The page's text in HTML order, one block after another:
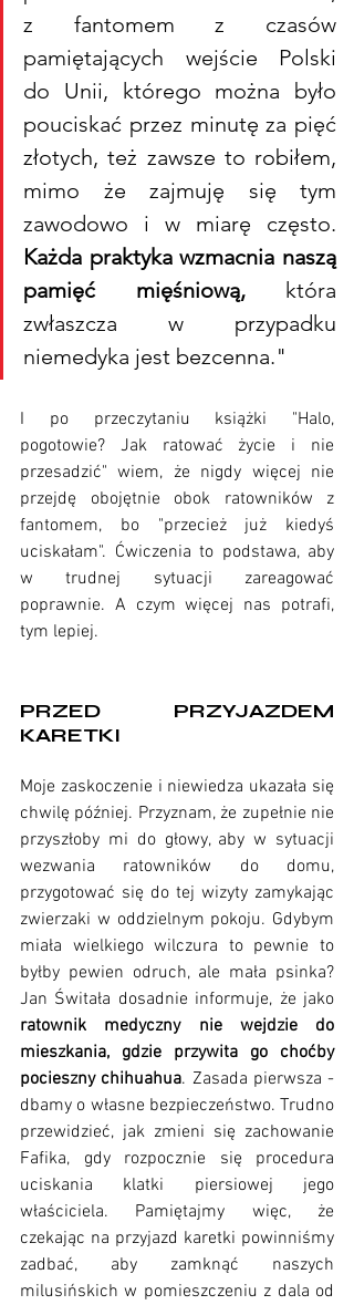
z fantomem z czasów
pamiętających wejście Polski
do Unii, którego można było
pouciskać przez minutę za pięć
złotych, też zawsze to robiłem,
mimo że zajmuję się tym
Każda praktyka wzmacnia naszą
pamięć mięśniową, która
zwłaszcza w przypadku
niemedyka jest bezcenna."
I po przeczytaniu książki "Halo,
pogotowie? Jak ratować życie i nie
przesadzić" wiem, że nigdy więcej nie
przejdę obojętnie obok ratowników z
fantomem, bo "przecież już kiedyś
uciskałam". Ćwiczenia to podstawa, aby
w trudnej sytuacji zareagować
poprawnie. A czym więcej nas potrafi,
tym lepiej.
PRZED PRZYJAZDEM
KARETKI
Moje zaskoczenie i niewiedza ukazała się
chwilę później. Przyznam, że zupełnie nie
przyszłoby mi do głowy, aby w sytuacji
wezwania ratowników do domu,
przygotować się do tej wizyty zamykając
zwierzaki w oddzielnym pokoju. Gdybym
miała wielkiego wilczura to pewnie to
byłby pewien odruch, ale mała psinka?
ratownik medyczny nie wejdzie do
mieszkania, gdzie przywita go choćby
pocieszny chihuahua. Zasada pierwsza -
dbamy o własne bezpieczeństwo. Trudno
przewidzieć, jak zmieni się zachowanie
Fafika, gdy rozpocznie się procedura
uciskania klatki piersiowej jego
właściciela. Pamiętajmy więc, że
czekając na przyjazd karetki powinniśmy
zadbać, aby zamknąć naszych
milusińskich w pomieszczeniu z dala od